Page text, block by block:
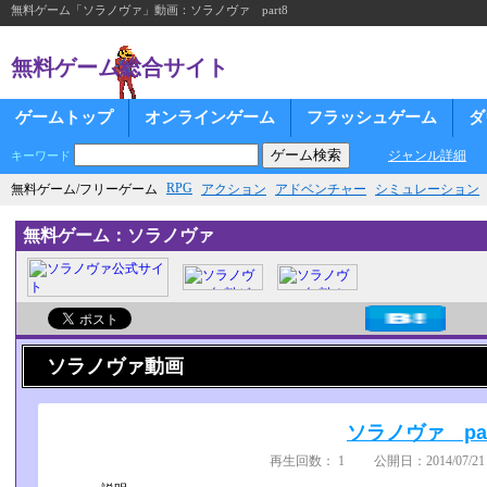
無料ゲーム「ソラノヴァ」動画：ソラノヴァ part8
無料ゲーム総合サイト
ゲームトップ オンラインゲーム フラッシュゲーム
キーワード ジャンル詳細
無料ゲーム/フリーゲーム RPG アクション アドベンチャー シミュレーション
無料ゲーム：ソラノヴァ
ソラノヴァ動画
ソラノヴァ
再生回数： 1 公開日：2014/07/